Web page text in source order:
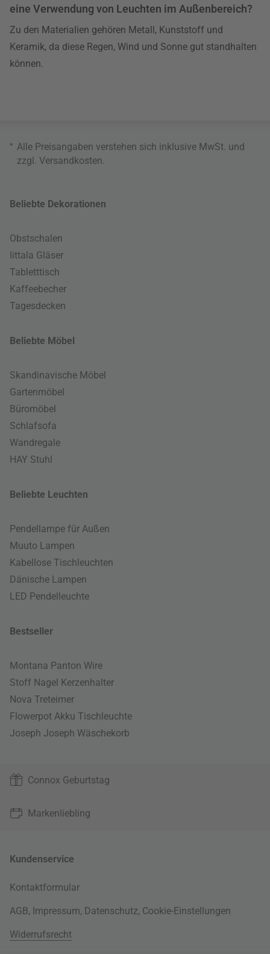
eine Verwendung von Leuchten im Außenbereich?
Zu den Materialien gehören Metall, Kunststoff und
Keramik, da diese Regen, Wind und Sonne gut standhalten
können.
* Alle Preisangaben verstehen sich inklusive MwSt. und
zzgl. Versandkosten.
Beliebte Dekorationen
Obstschalen
Iittala Gläser
Tabletttisch
Kaffeebecher
Tagesdecken
Beliebte Möbel
Skandinavische Möbel
Gartenmöbel
Büromöbel
Schlafsofa
Wandregale
HAY Stuhl
Beliebte Leuchten
Pendellampe für Außen
Muuto Lampen
Kabellose Tischleuchten
Dänische Lampen
LED Pendelleuchte
Bestseller
Montana Panton Wire
Stoff Nagel Kerzenhalter
Nova Treteimer
Flowerpot Akku Tischleuchte
Joseph Joseph Wäschekorb
Connox Geburtstag
Markenliebling
Kundenservice
Kontaktformular
AGB, Impressum, Datenschutz, Cookie-Einstellungen
Widerrufsrecht